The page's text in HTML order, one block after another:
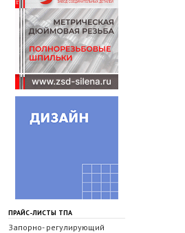
ПРАЙС-ЛИСТЫ ТПА
Запорно- регулирующий